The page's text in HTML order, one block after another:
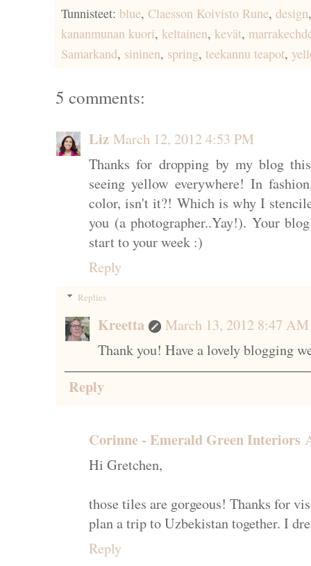
Tunnisteet: blue, Claesson Koivisto Rune, design
kananmunan kuori, keltainen, kevät,
Samarkand, sininen, spring, teekannu teapot,
5 comments:
Liz March 12, 2012 4:53 PM
Thanks for dropping by my blog
seeing yellow everywhere! In
color, isn't it?! Which is why I
you (a photographer..Yay!). Your
start to your week :)
Reply
Replies
Kreetta
March 13, 2012 8:47 AM
Thank you! Have a lovely blogging
Reply
Corinne - Emerald Green Interiors
Hi Gretchen,
those tiles are gorgeous! Thanks for
plan a trip to Uzbekistan together. I
Reply